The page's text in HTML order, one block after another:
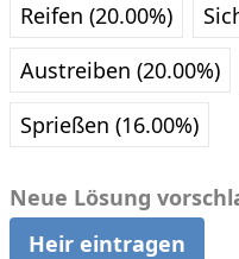
Reifen (20.00%)
Austreiben (20.00%)
Sprießen (16.00%)
Neue Lösung
Heir eintragen